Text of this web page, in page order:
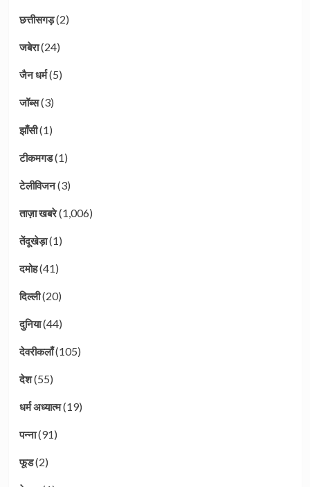
छत्तीसगड़(2)
जबेरा(24)
जैन धर्म(5)
जॉब्स(3)
झाँसी(1)
टीकमगड(1)
टेलीविजन(3)
ताज़ा खबरे(1,006)
तेंदूखेड़ा(1)
दमोह(41)
दिल्ली(20)
दुनिया(44)
देवरीकलाँ(105)
देश(55)
धर्म अध्यात्म(19)
पन्ना(91)
फूड(2)